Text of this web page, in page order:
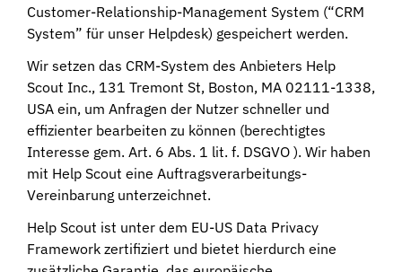
Customer-Relationship-Management System (“CRM
System” für unser Helpdesk) gespeichert werden.
Wir setzen das CRM-System des Anbieters Help
Scout Inc., 131 Tremont St, Boston, MA 02111-1338,
USA ein, um Anfragen der Nutzer schneller und
effizienter bearbeiten zu können (berechtigtes
Interesse gem. Art. 6 Abs. 1 lit. f. DSGVO ). Wir haben
mit Help Scout eine Auftragsverarbeitungs-
Vereinbarung unterzeichnet.
Help Scout ist unter dem EU-US Data Privacy
Framework zertifiziert und bietet hierdurch eine